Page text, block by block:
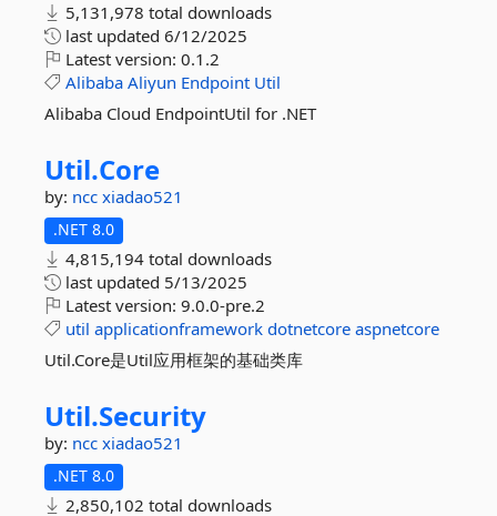
5,131,978 total downloads
last updated 6/12/2025
Latest version: 0.1.2
Alibaba Aliyun Endpoint Util
Alibaba Cloud EndpointUtil for .NET
Util.Core
by: ncc xiadao521
.NET 8.0
4,815,194 total downloads
last updated 5/13/2025
Latest version: 9.0.0-pre.2
util applicationframework dotnetcore aspnetcore
Util.Core是Util应用框架的基础类库
Util.Security
by: ncc xiadao521
.NET 8.0
2,850,102 total downloads